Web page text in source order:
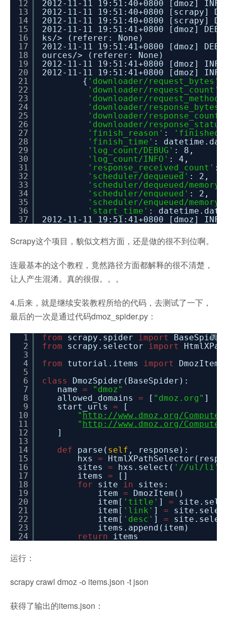
12
13
14
15
16
17
18
19
20
21
22
23
24
25
26
27
28
29
30
31
32
33
34
35
36
37
2012-11-11 19:51:40+0800 [dmoz]
2012-11-11 19:51:40+0800 [scrapy]
2012-11-11 19:51:40+0800 [scrapy]
2012-11-11 19:51:41+0800 [dmoz]
ks/> (referer: None)
2012-11-11 19:51:41+0800 [dmoz]
ources/> (referer: None)
2012-11-11 19:51:41+0800 [dmoz]
2012-11-11 19:51:41+0800 [dmoz]
{ 'downloader/request_bytes'
'downloader/request_count'
'downloader/
'downloader/response_bytes'
'downloader/response_count'
'downloader/
'finish_reason' : 'finished'
'finish_time' :
'log_count/DEBUG' : 8,
'log_count/INFO' : 4,
'response_received_count' :
'scheduler/dequeued' : 2,
'scheduler/dequeued/memory'
'scheduler/enqueued' : 2,
'scheduler/enqueued/memory'
'start_time' :
2012-11-11 19:51:41+0800 [dmoz]
Scrapy这个项目，貌似文档方面，还是做的很不到位啊。
连最基本的这个教程，竟然路径方面都解释的很不清楚，
让人产生混淆。真的很假。。。
4.后来，就是继续安装教程所给的代码，去测试了一下，
最后的一次是通过代码dmoz_spider.py：
?
1
2
3
4
5
6
7
8
9
10
11
12
13
14
15
16
17
18
19
20
21
22
23
24
from scrapy.spider import
BaseSpider
from
scrapy.selector import
from
tutorial.items import
DmozItem
class
DmozSpider(BaseSpider):
name =
"dmoz"
allowed_domains = [ "dmoz.org" ]
start_urls =
[
" http://www.dmoz.org/
" http://www.dmoz.org/
]
def
parse( self , response):
hxs =
sites = hxs.select( '//ul/li'
items =
[]
for
site in
sites:
item =
DmozItem()
item[ 'title' ] =
item[ 'link' ] =
item[ 'desc' ] =
items.append(item)
return
items
运行：
scrapy crawl dmoz -o items.json -t json
获得了输出的items.json：